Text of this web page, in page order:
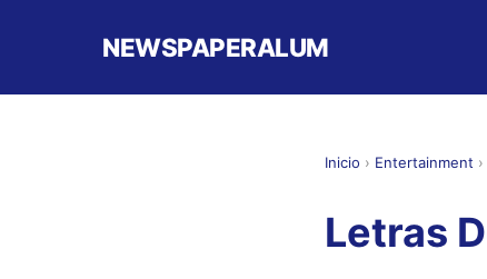
NEWSPAPERALUM
Inicio › Entertainment ›
Letras